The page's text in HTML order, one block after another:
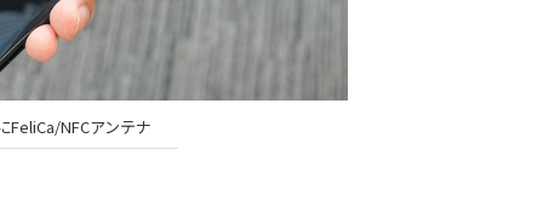
FeliCa/NFCアンテナ